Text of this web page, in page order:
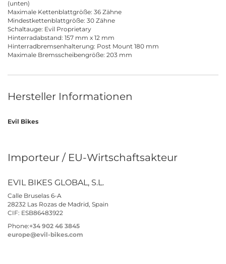
(unten)
Maximale Kettenblattgröße: 36 Zähne
Mindestkettenblattgröße: 30 Zähne
Schaltauge: Evil Proprietary
Hinterradabstand: 157 mm x 12 mm
Hinterradbremsenhalterung: Post Mount 180 mm
Maximale Bremsscheibengröße: 203 mm
Hersteller Informationen
Evil Bikes
Importeur / EU-Wirtschaftsakteur
EVIL BIKES GLOBAL, S.L.
Calle Bruselas 6-A
28232 Las Rozas de Madrid, Spain
CIF: ESB86483922
Phone:+34 902 46 3845
europe@evil-bikes.com